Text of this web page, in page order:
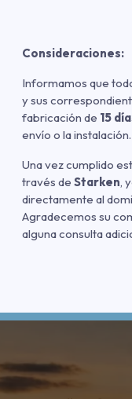
Consideraciones:
Informamos que
y sus
fabricación de 15
envío o la instalación.
Una vez cumplido
través de Starken ,
directamente al
Agradecemos su
alguna consulta